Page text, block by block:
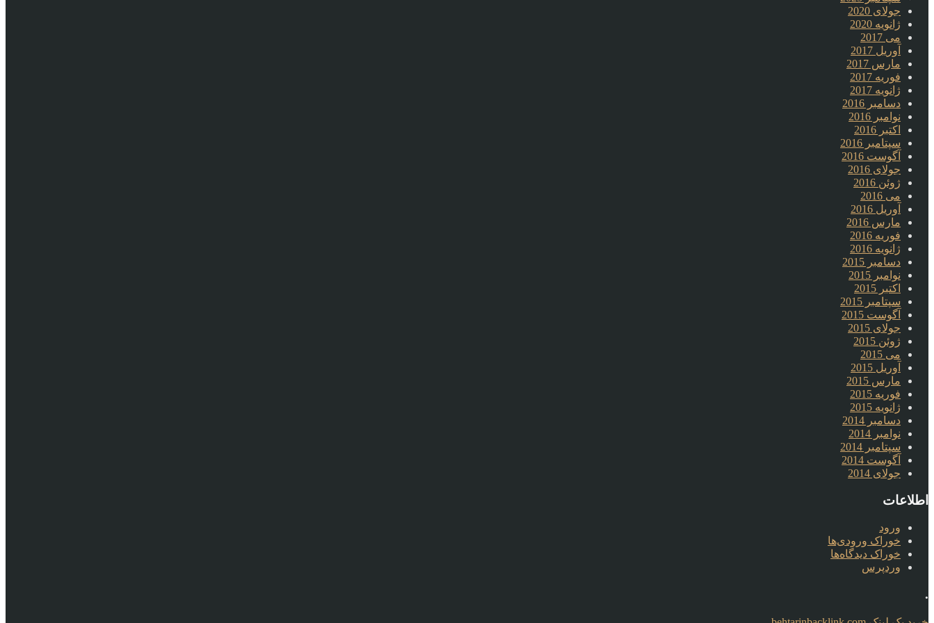
جولای 2020
ژانویه 2020
می 2017
آوریل 2017
مارس 2017
فوریه 2017
ژانویه 2017
دسامبر 2016
نوامبر 2016
اکتبر 2016
سپتامبر 2016
آگوست 2016
جولای 2016
ژوئن 2016
می 2016
آوریل 2016
مارس 2016
فوریه 2016
ژانویه 2016
دسامبر 2015
نوامبر 2015
اکتبر 2015
سپتامبر 2015
آگوست 2015
جولای 2015
ژوئن 2015
می 2015
آوریل 2015
مارس 2015
فوریه 2015
ژانویه 2015
دسامبر 2014
نوامبر 2014
سپتامبر 2014
آگوست 2014
جولای 2014
اطلاعات
ورود
خوراک ورودی‌ها
خوراک دیدگاه‌ها
وردپرس
.